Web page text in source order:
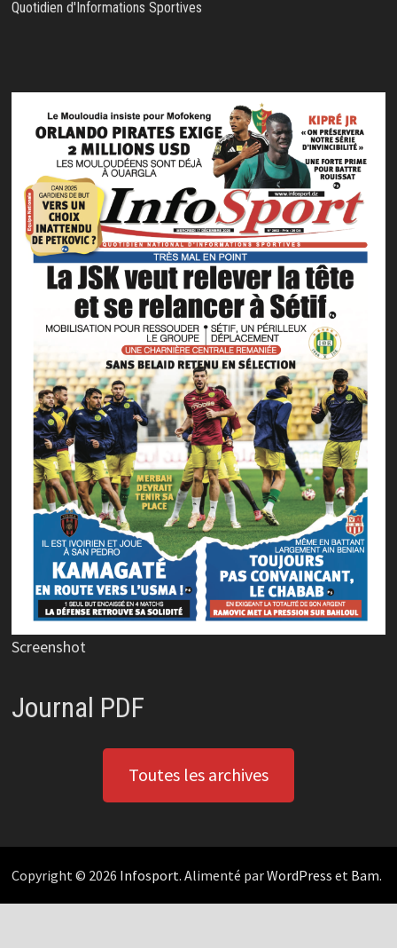
Quotidien d'Informations Sportives
Screenshot
Journal PDF
Toutes les archives
Copyright © 2026 Infosport. Alimenté parWordPress et Bam.